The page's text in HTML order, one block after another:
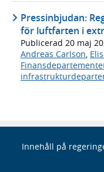
Pressinbjudan:
för luftfarten i
Publicerad 20 maj
Andreas Carlson
Innehåll på